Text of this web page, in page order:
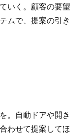
いく。顧客の要望
ムで、提案の引き
。自動ドアや開き
わせて提案してほ